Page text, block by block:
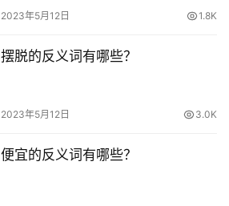
2023年5月12日 1.8K
摆脱的反义词有哪些？
2023年5月12日 3.0K
便宜的反义词有哪些？